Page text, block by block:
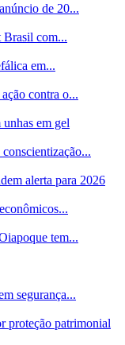
de 20...
Brasil com...
em...
contra o...
em gel
alerta para 2026
tem...
segurança...
proteção patrimonial